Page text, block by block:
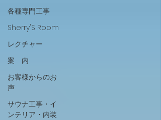
各種専門工事
Sherry'S Room
レクチャー
案 内
お客様からのお
声
サウナ工事・イ
ンテリア・内装